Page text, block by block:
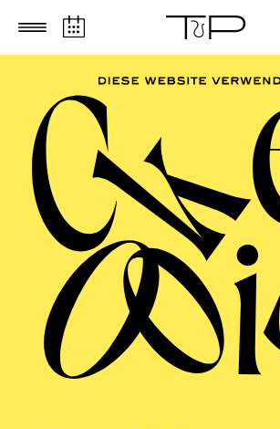
Zum Hauptinhalt springen Zum
AALTO
Anything